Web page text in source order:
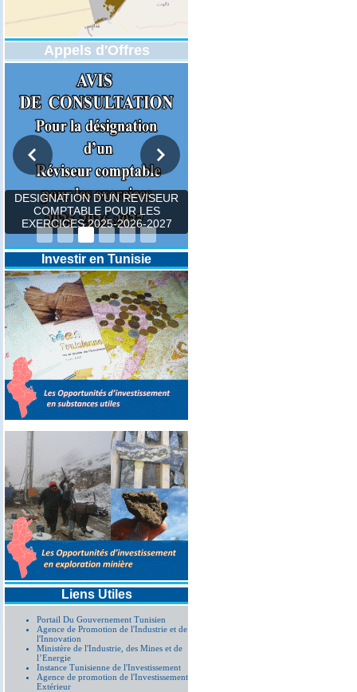
Appels d'Offres
DESIGNATION D’UN REVISEUR
COMPTABLE POUR LES
EXERCICES 2025-2026-2027
Investir en Tunisie
Liens Utiles
Portail Du Gouvernement Tunisien
Agence de Promotion de l'Industrie et de
l'Innovation
Ministère de l'Industrie, des Mines et de
l’Energie
Instance Tunisienne de l'Investissement
Agence de promotion de l'Investissement
Extérieur